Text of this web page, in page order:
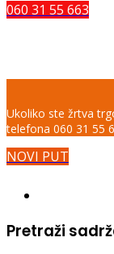
060 31 55 663
Ukoliko ste žrtva
telefona 060 31 55
NOVI PUT
Pretraži